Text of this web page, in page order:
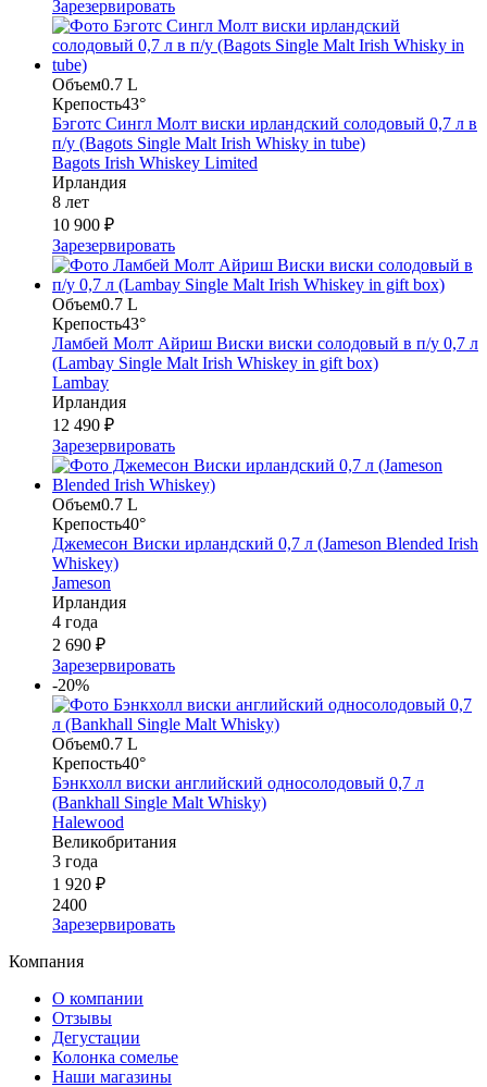
Зарезервировать
Объем0.7 L
Крепость43°
Бэготс Сингл Молт виски ирландский солодовый 0,7 л в
п/у (Bagots Single Malt Irish Whisky in tube)
Bagots Irish Whiskey Limited
Ирландия
8 лет
10 900 ₽
Зарезервировать
Объем0.7 L
Крепость43°
Ламбей Молт Айриш Виски виски солодовый в п/у 0,7 л
(Lambay Single Malt Irish Whiskey in gift box)
Lambay
Ирландия
12 490 ₽
Зарезервировать
Объем0.7 L
Крепость40°
Джемесон Виски ирландский 0,7 л (Jameson Blended Irish
Whiskey)
Jameson
Ирландия
4 года
2 690 ₽
Зарезервировать
-20%
Объем0.7 L
Крепость40°
Бэнкхолл виски английский односолодовый 0,7 л
(Bankhall Single Malt Whisky)
Halewood
Великобритания
3 года
1 920 ₽
2400
Зарезервировать
Компания
О компании
Отзывы
Дегустации
Колонка сомелье
Наши магазины